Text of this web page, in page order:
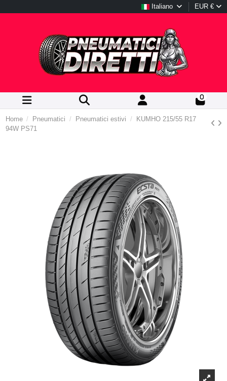
Italiano EUR €
0
Home Pneumatici Pneumatici estivi
KUMHO 215/55 R17
94W PS71